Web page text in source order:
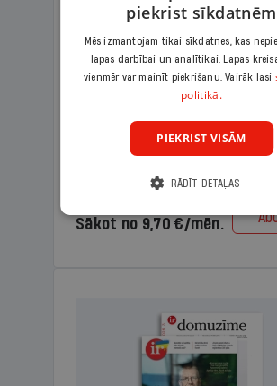
KOMPLEKTS IR + LASIS
Ģimenes komplekts – aizraujošs
lasāmžurnāls bērniem un
lasāmviela vecākiem.
Sākot no 9,70 €/mēn.
piekrist sīkdatnēm
Mēs izmantojam tikai sīkdatnes, kas
lapas darbībai un analītikai. Lapas
vienmēr var mainīt piekrišanu. Vairāk lasi
politikā.
PIEKRIST VISĀM
RĀDĪT DETAĻAS